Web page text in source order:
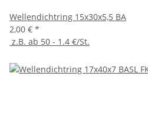
Wellendichtring 15x30x5,5 BA
2,00 € *
z.B. ab 50 - 1.4 €/St.